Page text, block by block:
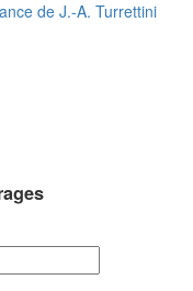
deJ.-A. Turrettini